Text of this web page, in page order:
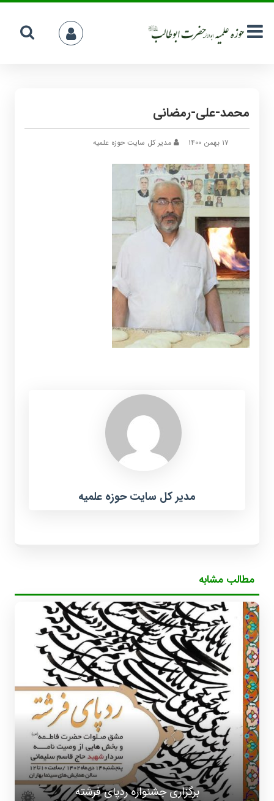
محمد-علی-رمضانی
مدیر کل سایت حوزه علمیه
مدیر کل سایت حوزه علمیه
مطالب مشابه
برگزاری جشنواره ردپای فرشته